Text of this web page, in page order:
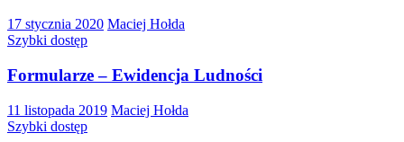
17 stycznia 2020 Maciej Hołda
Szybki dostęp
Formularze – Ewidencja Ludności
11 listopada 2019 Maciej Hołda
Szybki dostęp